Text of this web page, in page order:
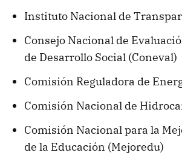
Instituto Nacional de
Consejo Nacional de
de Desarrollo Social (Coneval)
Comisión Reguladora de
Comisión Nacional de
Comisión Nacional para la
de la Educación (Mejoredu)